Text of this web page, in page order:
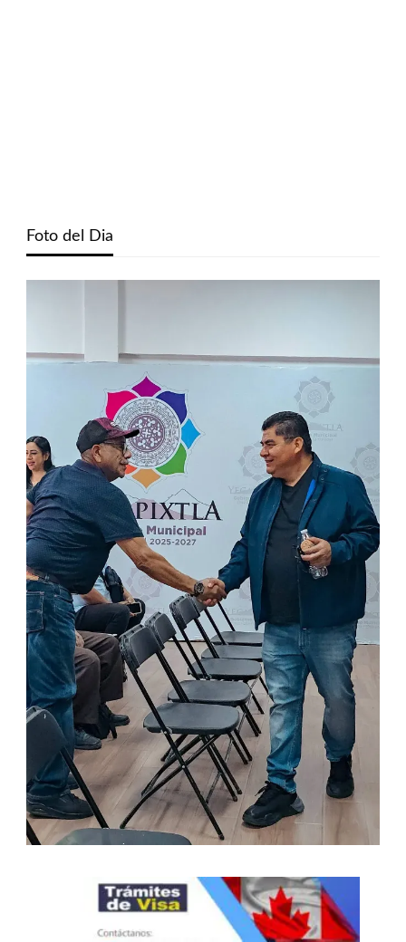
Foto del Dia